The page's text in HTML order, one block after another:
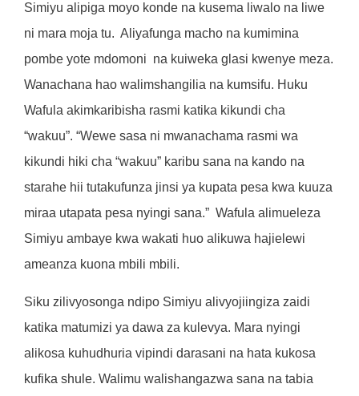
Simiyu alipiga moyo konde na kusema liwalo na liwe
ni mara moja tu. Aliyafunga macho na kumimina
pombe yote mdomoni na kuiweka glasi kwenye meza.
Wanachana hao walimshangilia na kumsifu. Huku
Wafula akimkaribisha rasmi katika kikundi cha
“wakuu”. “Wewe sasa ni mwanachama rasmi wa
kikundi hiki cha “wakuu” karibu sana na kando na
starahe hii tutakufunza jinsi ya kupata pesa kwa kuuza
miraa utapata pesa nyingi sana.” Wafula alimueleza
Simiyu ambaye kwa wakati huo alikuwa hajielewi
ameanza kuona mbili mbili.
Siku zilivyosonga ndipo Simiyu alivyojiingiza zaidi
katika matumizi ya dawa za kulevya. Mara nyingi
alikosa kuhudhuria vipindi darasani na hata kukosa
kufika shule. Walimu walishangazwa sana na tabia